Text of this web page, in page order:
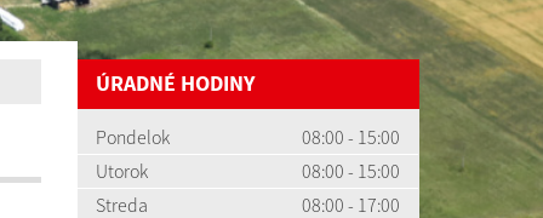
ÚRADNÉ HODINY
Pondelok
08:00 - 15:00
Utorok
08:00 - 15:00
Streda
08:00 - 17:00